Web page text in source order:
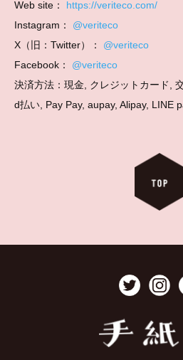
Web site： https://veriteco.com/
Instagram： @veriteco
X（旧：Twitter）： @veriteco
Facebook： @veriteco
決済方法：現金, クレジットカード,
d払い, Pay Pay, aupay, Alipay, LINE